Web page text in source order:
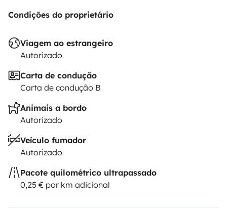
Condições do proprietário
Viagem ao estrangeiro
Autorizado
Carta de condução
Carta de condução B
Animais a bordo
Autorizado
Veículo fumador
Autorizado
Pacote quilométrico ultrapassado
0,25 € por km adicional